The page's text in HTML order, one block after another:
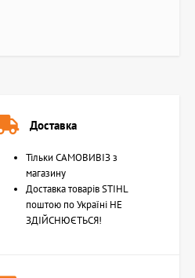
Доставка
Тільки САМОВИВІЗ з
магазину
Доставка товарів STIHL
поштою по Україні НЕ
ЗДІЙСНЮЄТЬСЯ!